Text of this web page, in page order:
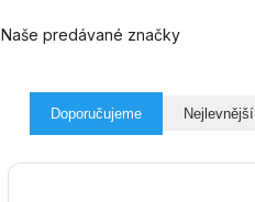
Naše predávané značky
Doporučujeme Nejlevnější